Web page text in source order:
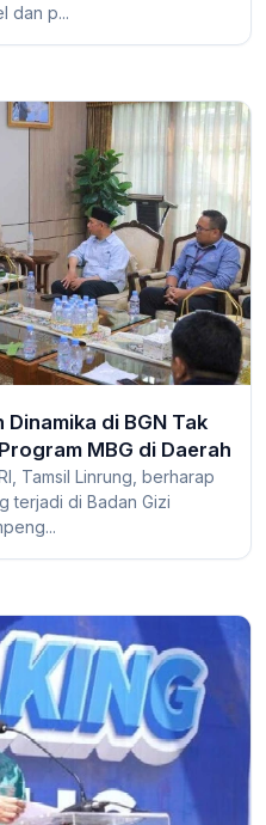
dan p...
di BGN Tak
MBG di Daerah
Tamsil Linrung, berharap
terjadi di Badan Gizi